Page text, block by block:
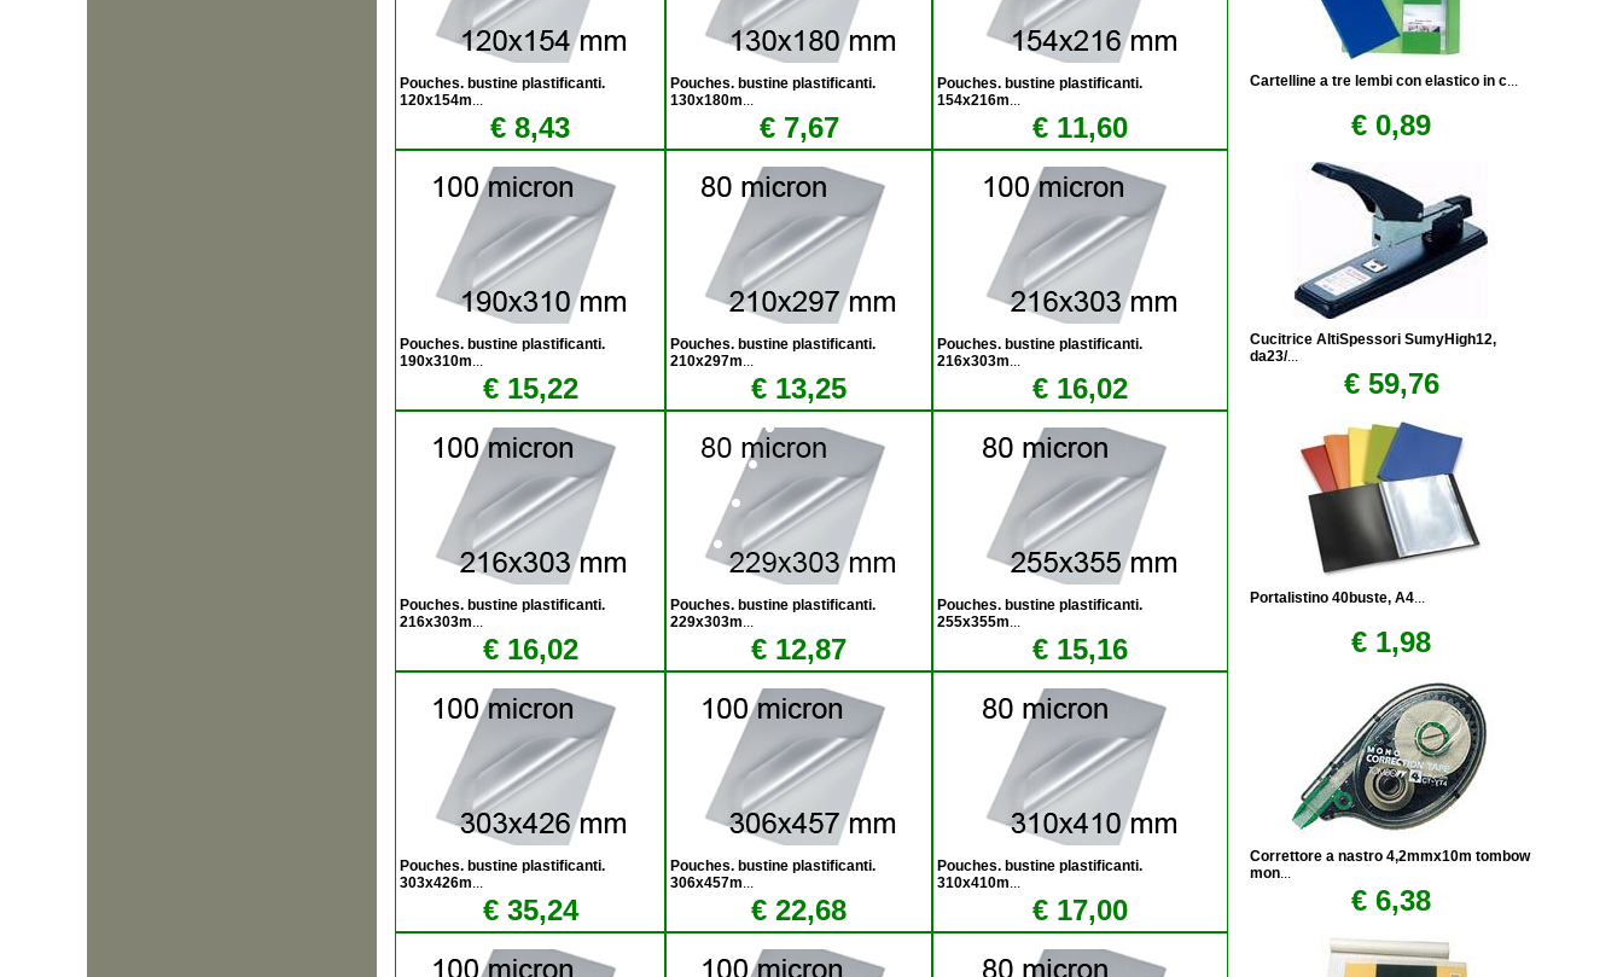
Pouches. bustine plastificanti.
120x154m...
€ 8,43
Pouches. bustine plastificanti.
130x180m...
€ 7,67
Pouches. bustine plastificanti.
154x216m...
€ 11,60
Pouches. bustine plastificanti.
190x310m...
€ 15,22
Pouches. bustine plastificanti.
210x297m...
€ 13,25
Pouches. bustine plastificanti.
216x303m...
€ 16,02
Pouches. bustine plastificanti.
216x303m...
€ 16,02
Pouches. bustine plastificanti.
229x303m...
€ 12,87
Pouches. bustine plastificanti.
255x355m...
€ 15,16
Pouches. bustine plastificanti.
303x426m...
€ 35,24
Pouches. bustine plastificanti.
306x457m...
€ 22,68
Pouches. bustine plastificanti.
310x410m...
€ 17,00
Cartelline a tre lembi con elastico in c...
€ 0,89
Cucitrice AltiSpessori SumyHigh12,
da23/...
€ 59,76
Portalistino 40buste, A4...
€ 1,98
Correttore a nastro 4,2mmx10m tombow
mon...
€ 6,38